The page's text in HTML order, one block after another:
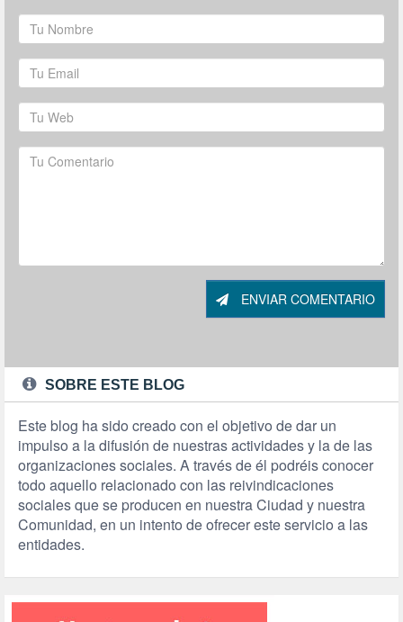
ENVIAR COMENTARIO
SOBRE ESTE BLOG
Este blog ha sido creado con el objetivo de dar un
impulso a la difusión de nuestras actividades y la de las
organizaciones sociales. A través de él podréis conocer
todo aquello relacionado con las reivindicaciones
sociales que se producen en nuestra Ciudad y nuestra
Comunidad, en un intento de ofrecer este servicio a las
entidades.